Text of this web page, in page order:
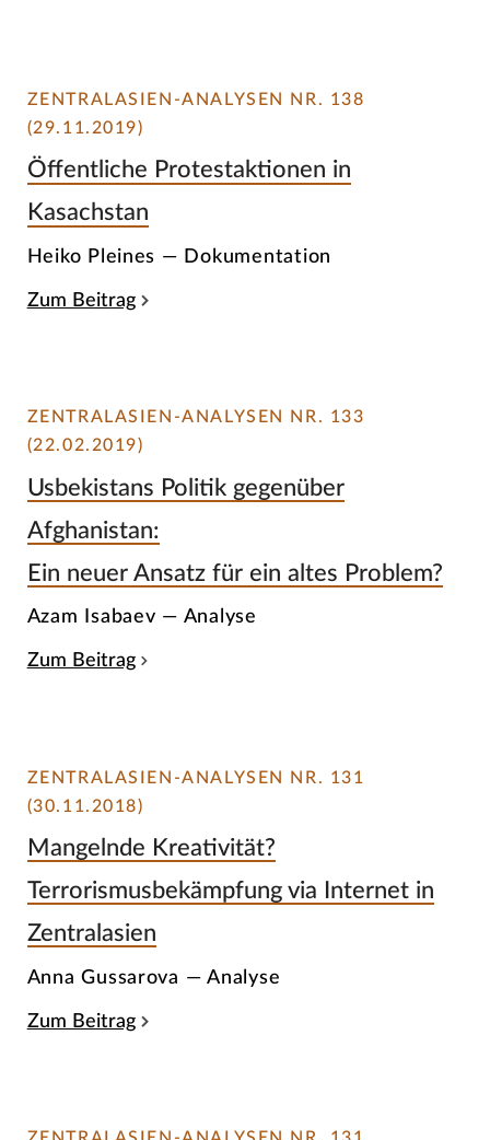
ZENTRALASIEN-ANALYSEN NR. 138
(29.11.2019)
Öffentliche Protestaktionen in
Kasachstan
Heiko Pleines — Dokumentation
Zum Beitrag
ZENTRALASIEN-ANALYSEN NR. 133
(22.02.2019)
Usbekistans Politik gegenüber
Afghanistan:
Ein neuer Ansatz für ein altes Problem?
Azam Isabaev — Analyse
Zum Beitrag
ZENTRALASIEN-ANALYSEN NR. 131
(30.11.2018)
Mangelnde Kreativität?
Terrorismusbekämpfung via Internet in
Zentralasien
Anna Gussarova — Analyse
Zum Beitrag